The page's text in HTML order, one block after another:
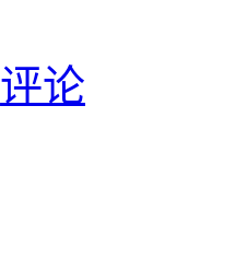
评论